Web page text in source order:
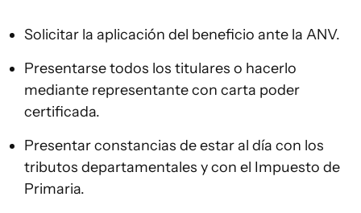
Solicitar la aplicación del beneficio ante la ANV.
Presentarse todos los titulares o hacerlo
mediante representante con carta poder
certificada.
Presentar constancias de estar al día con los
tributos departamentales y con el Impuesto de
Primaria.